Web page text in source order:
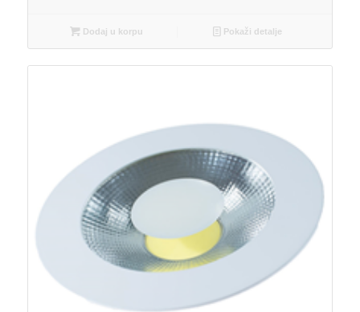
Dodaj u korpu Pokaži detalje